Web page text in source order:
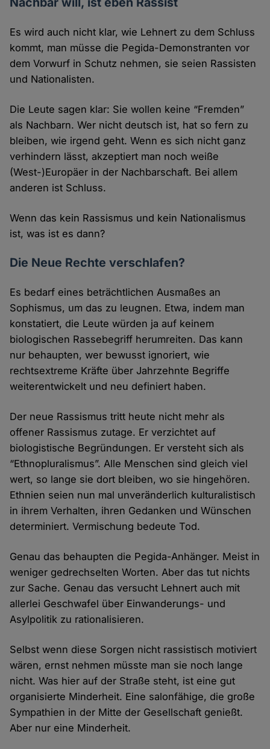
Es wird auch nicht klar, wie Lehnert zu dem Schluss
kommt, man müsse die Pegida-Demonstranten vor
dem Vorwurf in Schutz nehmen, sie seien Rassisten
und Nationalisten.
Die Leute sagen klar: Sie wollen keine “Fremden”
als Nachbarn. Wer nicht deutsch ist, hat so fern zu
bleiben, wie irgend geht. Wenn es sich nicht ganz
verhindern lässt, akzeptiert man noch weiße
(West-)Europäer in der Nachbarschaft. Bei allem
anderen ist Schluss.
Wenn das kein Rassismus und kein Nationalismus
ist, was ist es dann?
Die Neue Rechte verschlafen?
Es bedarf eines beträchtlichen Ausmaßes an
Sophismus, um das zu leugnen. Etwa, indem man
konstatiert, die Leute würden ja auf keinem
biologischen Rassebegriff herumreiten. Das kann
nur behaupten, wer bewusst ignoriert, wie
rechtsextreme Kräfte über Jahrzehnte Begriffe
weiterentwickelt und neu definiert haben.
Der neue Rassismus tritt heute nicht mehr als
offener Rassismus zutage. Er verzichtet auf
biologistische Begründungen. Er versteht sich als
“Ethnopluralismus”. Alle Menschen sind gleich viel
wert, so lange sie dort bleiben, wo sie hingehören.
Ethnien seien nun mal unveränderlich kulturalistisch
in ihrem Verhalten, ihren Gedanken und Wünschen
determiniert. Vermischung bedeute Tod.
Genau das behaupten die Pegida-Anhänger. Meist in
weniger gedrechselten Worten. Aber das tut nichts
zur Sache. Genau das versucht Lehnert auch mit
allerlei Geschwafel über Einwanderungs- und
Asylpolitik zu rationalisieren.
Selbst wenn diese Sorgen nicht rassistisch motiviert
wären, ernst nehmen müsste man sie noch lange
nicht. Was hier auf der Straße steht, ist eine gut
organisierte Minderheit. Eine salonfähige, die große
Sympathien in der Mitte der Gesellschaft genießt.
Aber nur eine Minderheit.